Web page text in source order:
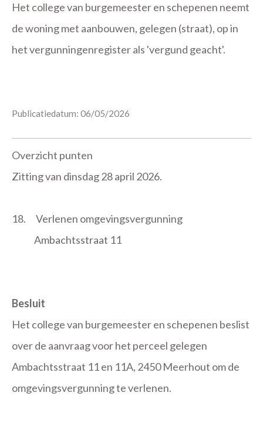
Het college van burgemeester en schepenen neemt
de woning met aanbouwen, gelegen (straat), op in
het vergunningenregister als 'vergund geacht'.
Publicatiedatum: 06/05/2026
Overzicht punten
Zitting van dinsdag 28 april 2026.
18.
Verlenen omgevingsvergunning
Ambachtsstraat 11
Besluit
Het college van burgemeester en schepenen beslist
over de aanvraag voor het perceel gelegen
Ambachtsstraat 11 en 11A, 2450 Meerhout om de
omgevingsvergunning te verlenen.